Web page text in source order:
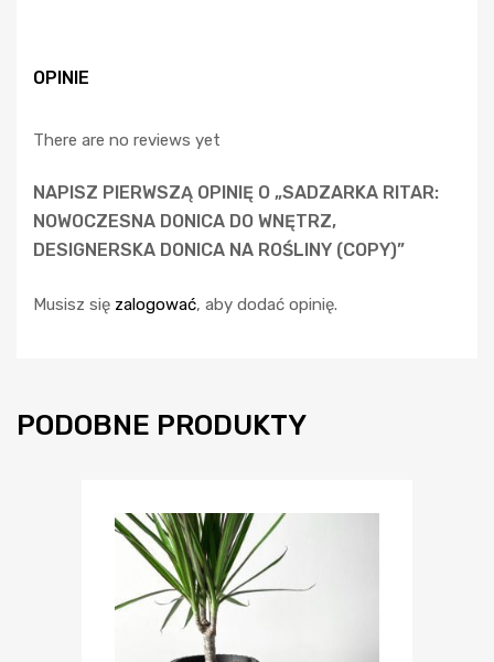
OPINIE
There are no reviews yet
NAPISZ PIERWSZĄ OPINIĘ O „SADZARKA RITAR:
NOWOCZESNA DONICA DO WNĘTRZ,
DESIGNERSKA DONICA NA ROŚLINY (COPY)”
Musisz się zalogować, aby dodać opinię.
PODOBNE PRODUKTY